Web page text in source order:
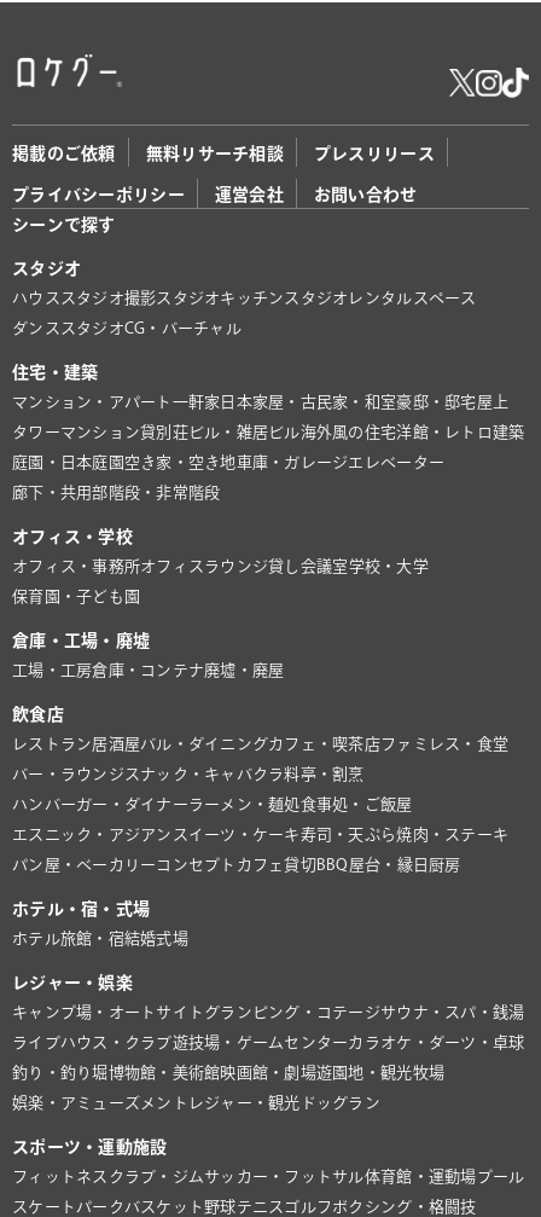
掲載のご依頼 無料リサーチ相談 プレスリリース
プライバシーポリシー 運営会社
お問い合わせ
シーンで探す
スタジオ
ハウススタジオ撮影スタジオキッチンスタジオ レンタルスペース
ダンススタジオCG・バーチャル
住宅・建築
マンション・アパート 一軒家 日本家屋・古民家・和室豪邸・邸宅屋上
タワーマンション貸別荘ビル・雑居ビル海外風の住宅洋館・レトロ建築
庭園・日本庭園 空き家・空き地 車庫・ガレージ エレベーター
廊下・共用部 階段・非常階段
オフィス・学校
オフィス・事務所オフィスラウンジ貸し会議室学校・大学
保育園・子ども園
倉庫・工場・廃墟
工場・工房倉庫・コンテナ廃墟・廃屋
飲食店
レストラン居酒屋バル・ダイニングカフェ・喫茶店ファミレス・食堂
バー・ラウンジ スナック・キャバクラ料亭・割烹
ハンバーガー・ダイナーラーメン・麺処食事処・ご飯屋
エスニック・アジアン スイーツ・ケーキ寿司・天ぷら焼肉・ステーキ
パン屋・ベーカリー コンセプトカフェ貸切BBQ 屋台・縁日 厨房
ホテル・宿・式場
ホテル旅館・宿結婚式場
レジャー・娯楽
キャンプ場・オートサイト グランピング・コテージサウナ・スパ・銭湯
ライブハウス・クラブ遊技場・ゲームセンターカラオケ・ダーツ・卓球
釣り・釣り堀博物館・美術館映画館・劇場遊園地・観光牧場
娯楽・アミューズメント レジャー・観光 ドッグラン
スポーツ・運動施設
フィットネスクラブ・ジム サッカー・フットサル体育館・運動場プール
スケートパーク バスケット 野球テニス ゴルフ ボクシング・格闘技